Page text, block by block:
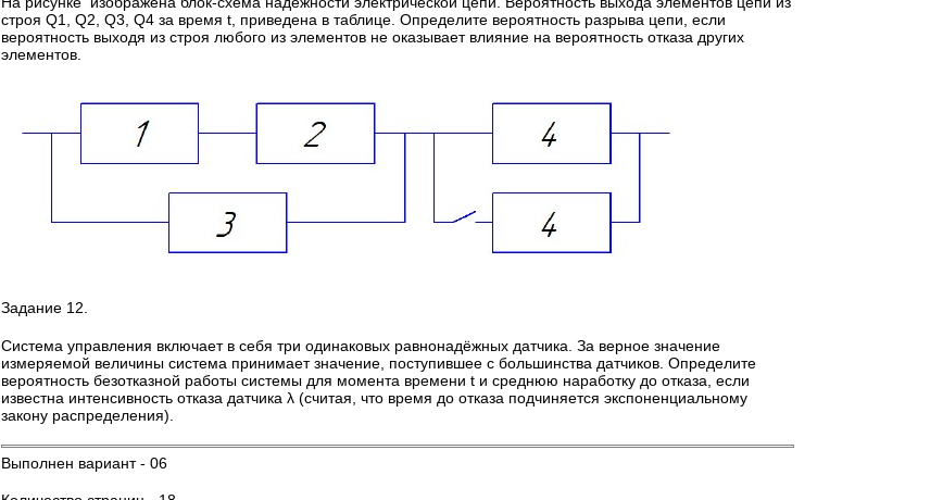
строя Q1, Q2, Q3, Q4 за время t, приведена в таблице. Определите вероятность разрыва цепи, если
вероятность выходя из строя любого из элементов не оказывает влияние на вероятность отказа других
элементов.
Задание 12.
Система управления включает в себя три одинаковых равнонадёжных датчика. За верное значение
измеряемой величины система принимает значение, поступившее с большинства датчиков. Определите
вероятность безотказной работы системы для момента времени t и среднюю наработку до отказа, если
известна интенсивность отказа датчика λ (считая, что время до отказа подчиняется экспоненциальному
закону распределения).
Выполнен вариант - 06